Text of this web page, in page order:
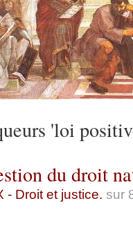
'loi
du droit
- Droit et justice. sur